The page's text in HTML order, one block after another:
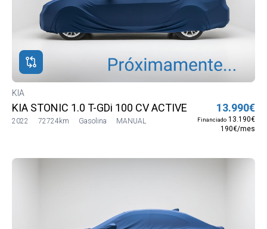
KIA
KIA STONIC 1.0 T-GDi 100 CV ACTIVE
2022 72724km Gasolina MANUAL
13.990€
Financiado 13.190€
190€/mes